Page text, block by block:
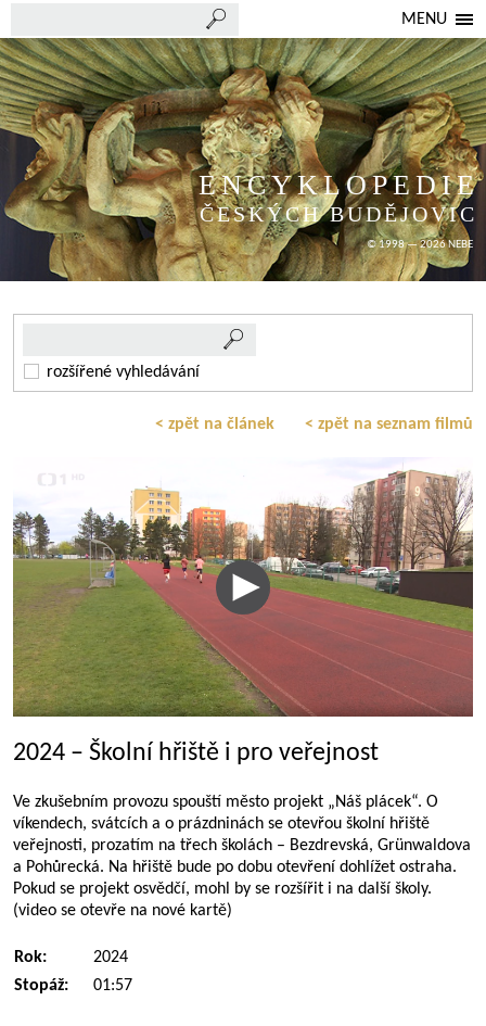
MENU
ENCYKLOPEDIE
ČESKÝCH BUDĚJOVIC
© 1998 — 2026 NEBE
rozšířené vyhledávání
< zpět na článek < zpět na seznam filmů
2024 – Školní hřiště i pro veřejnost
Ve zkušebním provozu spouští město projekt „Náš plácek“. O
víkendech, svátcích a o prázdninách se otevřou školní hřiště
veřejnosti, prozatím na třech školách – Bezdrevská, Grünwaldova
a Pohůrecká. Na hřiště bude po dobu otevření dohlížet ostraha.
Pokud se projekt osvědčí, mohl by se rozšířit i na další školy.
(video se otevře na nové kartě)
Rok:
2024
Stopáž:
01:57